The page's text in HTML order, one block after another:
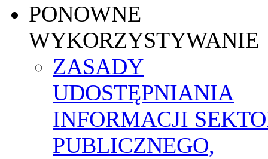
PONOWNE
WYKORZYSTYWANIE
ZASADY
UDOSTĘPNIANIA
INFORMACJI
PUBLICZNEGO,